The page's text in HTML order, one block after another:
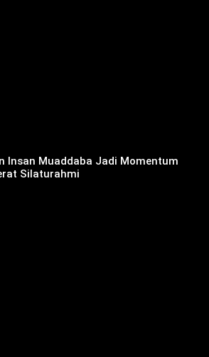
Insan Muaddaba Jadi Momentum
Silaturahmi